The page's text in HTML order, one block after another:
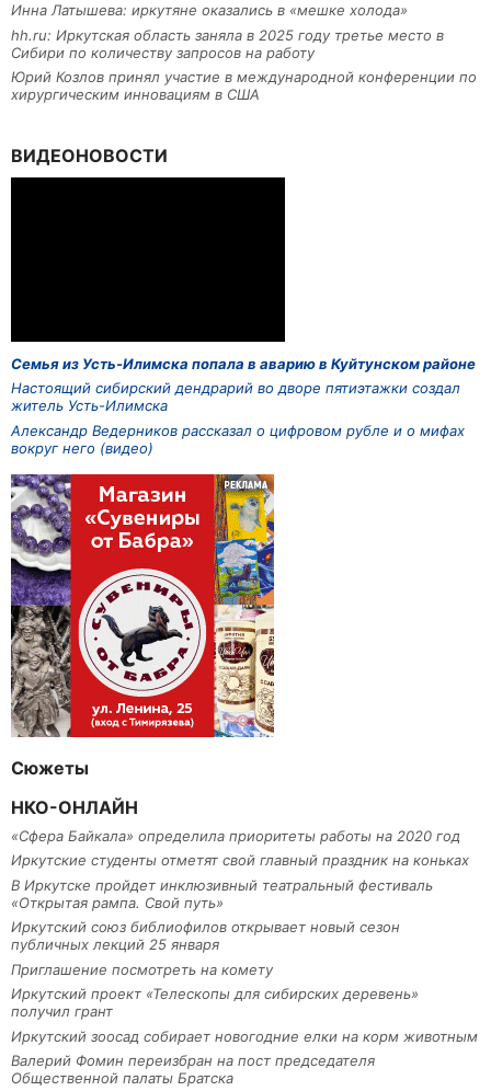
Инна Латышева: иркутяне оказались в «мешке холода»
hh.ru: Иркутская область заняла в 2025 году третье место в
Сибири по количеству запросов на работу
Юрий Козлов принял участие в международной конференции по
хирургическим инновациям в США
ВИДЕОНОВОСТИ
Семья из Усть-Илимска попала в аварию в Куйтунском районе
Настоящий сибирский дендрарий во дворе пятиэтажки создал
житель Усть-Илимска
Александр Ведерников рассказал о цифровом рубле и о мифах
вокруг него (видео)
Сюжеты
НКО-ОНЛАЙН
«Сфера Байкала» определила приоритеты работы на 2020 год
Иркутские студенты отметят свой главный праздник на коньках
В Иркутске пройдет инклюзивный театральный фестиваль
«Открытая рампа. Свой путь»
Иркутский союз библиофилов открывает новый сезон
публичных лекций 25 января
Приглашение посмотреть на комету
Иркутский проект «Телескопы для сибирских деревень»
получил грант
Иркутский зоосад собирает новогодние елки на корм животным
Валерий Фомин переизбран на пост председателя
Общественной палаты Братска